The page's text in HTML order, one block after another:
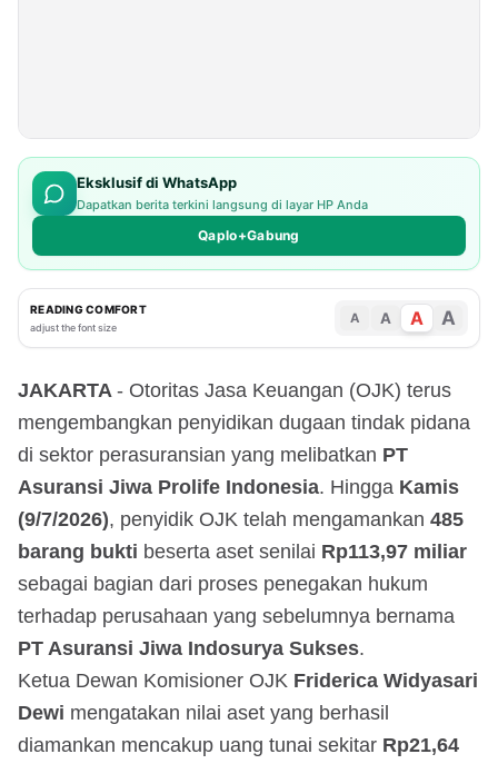
Eksklusif di WhatsApp
Dapatkan berita terkini langsung di layar HP Anda
Qaplo+Gabung
READING COMFORT
adjust the font size
A A A A
JAKARTA - Otoritas Jasa Keuangan (OJK) terus
mengembangkan penyidikan dugaan tindak pidana
di sektor perasuransian yang melibatkan PT
Asuransi Jiwa Prolife Indonesia. Hingga Kamis
(9/7/2026), penyidik OJK telah mengamankan 485
barang bukti beserta aset senilai Rp113,97 miliar
sebagai bagian dari proses penegakan hukum
terhadap perusahaan yang sebelumnya bernama
PT Asuransi Jiwa Indosurya Sukses.
Ketua Dewan Komisioner OJK Friderica Widyasari
Dewi mengatakan nilai aset yang berhasil
diamankan mencakup uang tunai sekitar Rp21,64